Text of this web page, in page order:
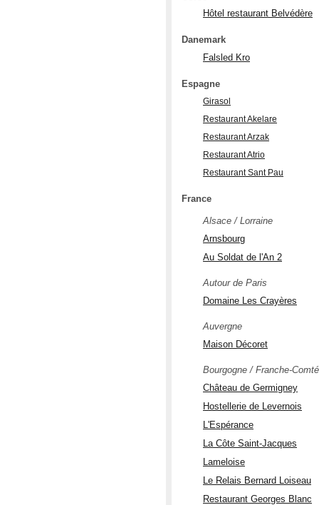
Hôtel restaurant Belvédère
Danemark
Falsled Kro
Espagne
Girasol
Restaurant Akelare
Restaurant Arzak
Restaurant Atrio
Restaurant Sant Pau
France
Alsace / Lorraine
Arnsbourg
Au Soldat de l'An 2
Autour de Paris
Domaine Les Crayères
Auvergne
Maison Décoret
Bourgogne / Franche-Comté
Château de Germigney
Hostellerie de Levernois
L'Espérance
La Côte Saint-Jacques
Lameloise
Le Relais Bernard Loiseau
Restaurant Georges Blanc